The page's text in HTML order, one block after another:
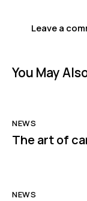
You May
NEWS
The art of
NEWS